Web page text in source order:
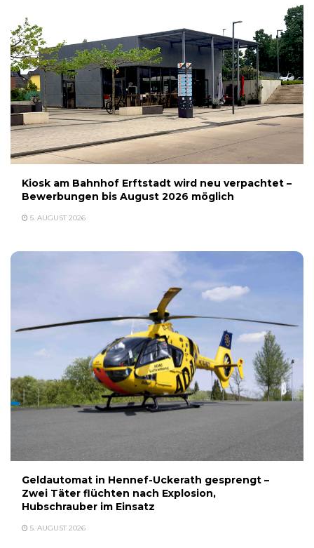
Kiosk am Bahnhof Erftstadt wird neu verpachtet –
Bewerbungen bis August 2026 möglich
5. AUGUST 2026
Geldautomat in Hennef-Uckerath gesprengt –
Zwei Täter flüchten nach Explosion,
Hubschrauber im Einsatz
5. AUGUST 2026